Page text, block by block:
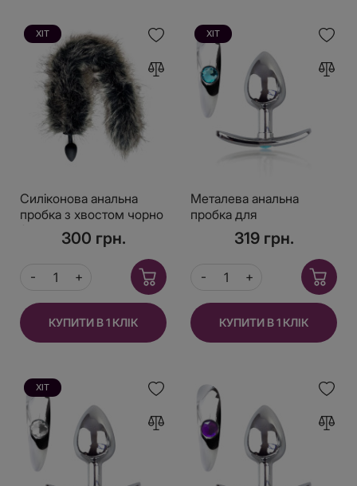
ХІТ
Силіконова анальна
пробка з хвостом чорно
/ сіра розмір S
300 грн.
КУПИТИ В 1 КЛІК
ХІТ
Металева анальна
пробка для
довготривалого носіння
з Блакитним кристалом
S, Діаметр 2,5, Довжина
6,5
319 грн.
КУПИТИ В 1 КЛІК
ХІТ